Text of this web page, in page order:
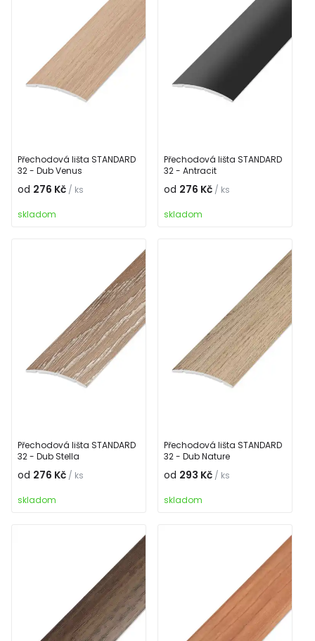
Přechodová lišta STANDARD
32 - Dub Venus
od 276 Kč / ks
skladom
Přechodová lišta STANDARD
32 - Antracit
od 276 Kč / ks
skladom
Přechodová lišta STANDARD
32 - Dub Stella
od 276 Kč / ks
skladom
Přechodová lišta STANDARD
32 - Dub Nature
od 293 Kč / ks
skladom